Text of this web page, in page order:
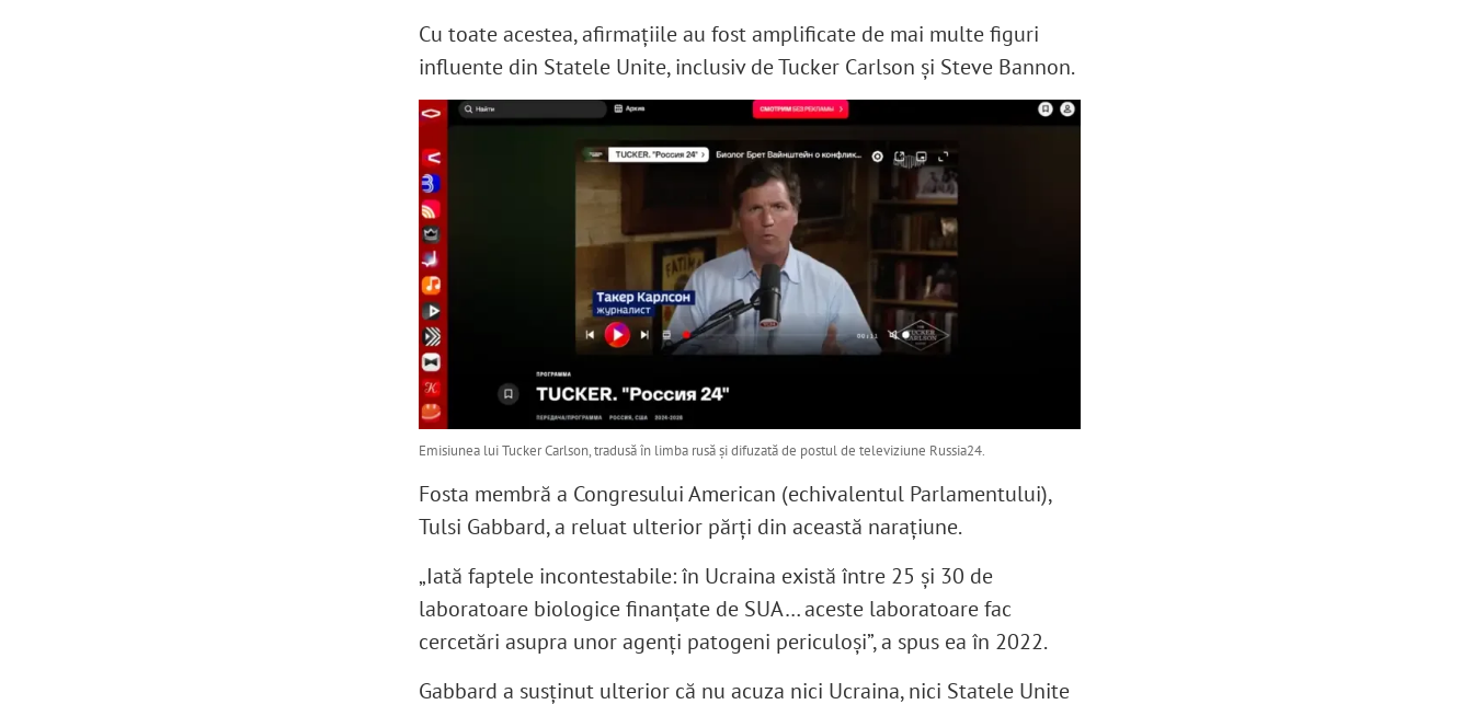
Cu toate acestea, afirmațiile au fost amplificate de mai multe figuri
influente din Statele Unite, inclusiv de Tucker Carlson și Steve Bannon.
Emisiunea lui Tucker Carlson, tradusă în limba rusă și difuzată de postul de televiziune Russia24.
Fosta membră a Congresului American (echivalentul Parlamentului),
Tulsi Gabbard, a reluat ulterior părţi din această naraţiune.
„Iată faptele incontestabile: în Ucraina există între 25 și 30 de
laboratoare biologice finanțate de SUA… aceste laboratoare fac
cercetări asupra unor agenți patogeni periculoși”, a spus ea în 2022.
Gabbard a susținut ulterior că nu acuza nici Ucraina, nici Statele Unite